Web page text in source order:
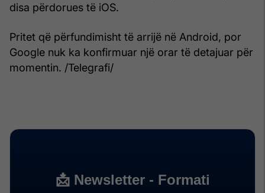
disa përdorues të iOS.
Pritet që përfundimisht të arrijë në Android, por
Google nuk ka konfirmuar një orar të detajuar për
momentin. /Telegrafi/